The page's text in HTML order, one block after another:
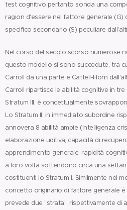
test cognitivo pertanto sonda una
ragion d'essere nel fattore generale
specifico secondario (S) peculiare
Nel corso del secolo scorso numerose
questo modello si sono succedute, tra
Carroll da una parte e Cattell-Horn
Carroll ripartisce le abilità cognitive in
Stratum III, è concettualmente
Lo Stratum II, in immediato subordine
annovera 8 abilità ampie (Intelligenza
elaborazione uditiva, capacità di
apprendimento generale, rapidità
a loro volta sottendono circa una
costituenti lo Stratum I. Similmente nel
concetto originario di fattore generale
prevede due "strata", rispettivamente di